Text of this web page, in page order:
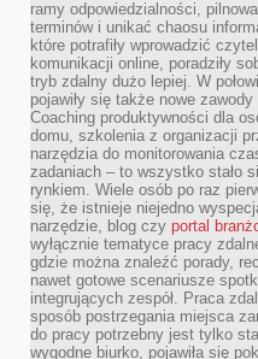
ramy odpowiedzialności,
terminów i unikać chaosu
które potrafiły wprowadzić
komunikacji online, poradziły
tryb zdalny dużo lepiej. W
pojawiły się także nowe
Coaching produktywności dla
domu, szkolenia z organizacji
narzędzia do monitorowania
zadaniach – to wszystko stało
rynkiem. Wiele osób po raz
się, że istnieje niejedno
narzędzie, blog czy portal
wyłącznie tematyce pracy
gdzie można znaleźć porady,
nawet gotowe scenariusze
integrujących zespół. Praca
sposób postrzegania miejsca
do pracy potrzebny jest tylko
wygodne biurko, pojawiła się